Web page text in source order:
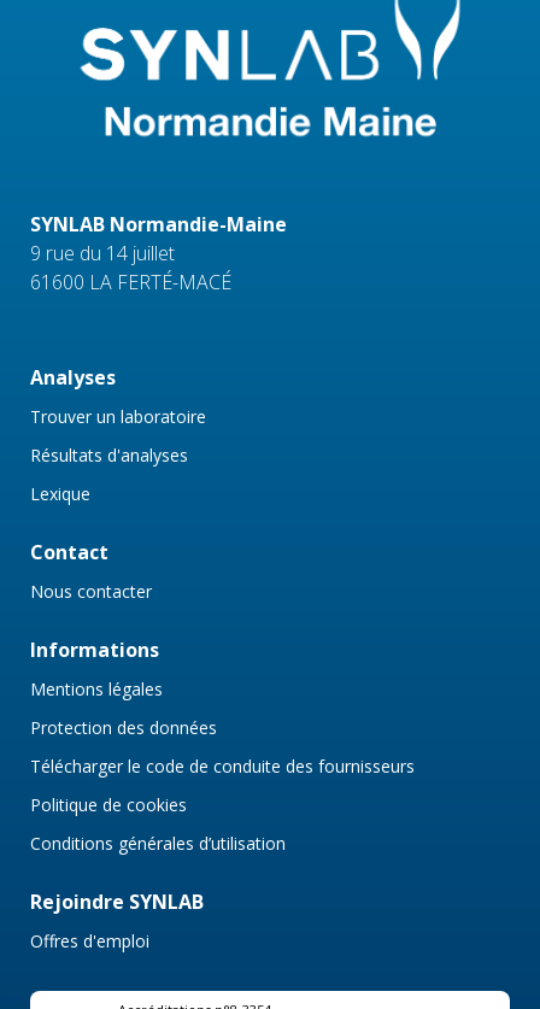
SYNLAB Normandie-Maine
9 rue du 14 juillet
61600 LA FERTÉ-MACÉ
Analyses
Trouver un laboratoire
Résultats d'analyses
Lexique
Contact
Nous contacter
Informations
Mentions légales
Protection des données
Télécharger le code de conduite des fournisseurs
Politique de cookies
Conditions générales d’utilisation
Rejoindre SYNLAB
Offres d'emploi